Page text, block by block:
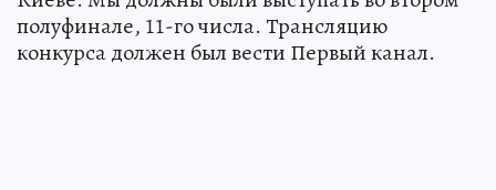
полуфинале, 11-го числа. Трансляцию
конкурса должен был вести Первый канал.